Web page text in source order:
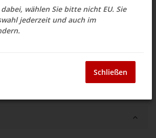
Frage zum Artikel
wählen Sie bitte nicht EU. Sie
jederzeit und auch im
Schließen